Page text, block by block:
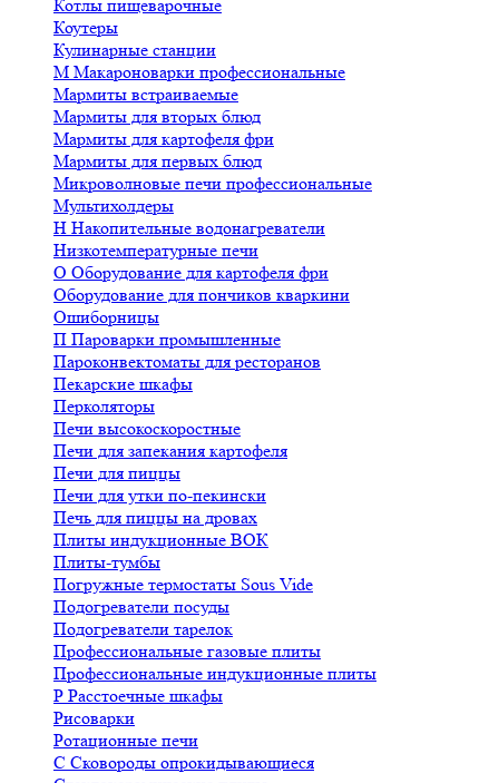
Котлы пищеварочные
Коутеры
Кулинарные станции
М Макароноварки профессиональные
Мармиты встраиваемые
Мармиты для вторых блюд
Мармиты для картофеля фри
Мармиты для первых блюд
Микроволновые печи профессиональные
Мультихолдеры
Н Накопительные водонагреватели
Низкотемпературные печи
О Оборудование для картофеля фри
Оборудование для пончиков кваркини
Ошиборницы
П Пароварки промышленные
Пароконвектоматы для ресторанов
Пекарские шкафы
Перколяторы
Печи высокоскоростные
Печи для запекания картофеля
Печи для пиццы
Печи для утки по-пекински
Печь для пиццы на дровах
Плиты индукционные ВОК
Плиты-тумбы
Погружные термостаты Sous Vide
Подогреватели посуды
Подогреватели тарелок
Профессиональные газовые плиты
Профессиональные индукционные плиты
Р Расстоечные шкафы
Рисоварки
Ротационные печи
С Сковороды опрокидывающиеся